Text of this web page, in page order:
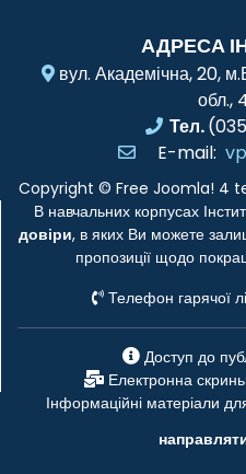
АДРЕСА
вул. Академічна, 20,
обл.,
Тел.
E-mail:
Copyright © Free Joomla! 4
В навчальних корпусах
довіри, в яких Ви можете
пропозиції щодо
Телефон гарячої
Доступ до
Електронна
Інформаційні матеріали для